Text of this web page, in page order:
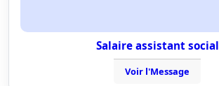
Salaire assistant social
Voir l'Message